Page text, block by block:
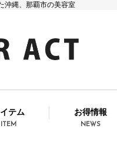
沖縄、那覇市の美容室
テム
ITEM
お得情報
NEWS